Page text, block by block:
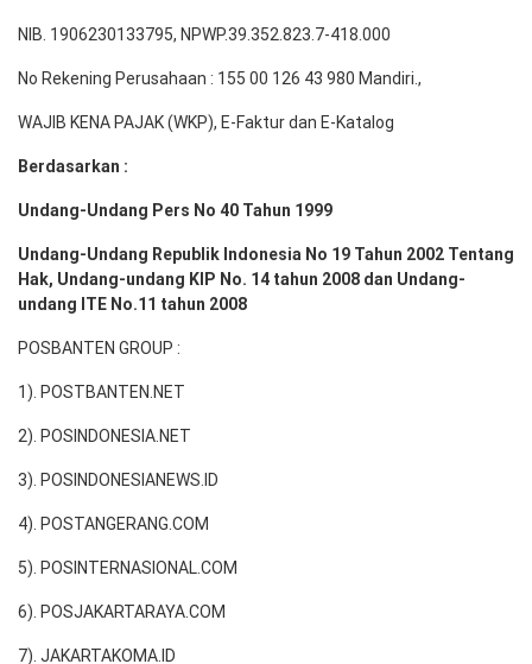
NIB. 1906230133795, NPWP.39.352.823.7-418.000
No Rekening Perusahaan : 155 00 126 43 980 Mandiri.,
WAJIB KENA PAJAK (WKP), E-Faktur dan E-Katalog
Berdasarkan :
Undang-Undang Pers No 40 Tahun 1999
Undang-Undang Republik Indonesia No 19 Tahun 2002 Tentang
Hak, Undang-undang KIP No. 14 tahun 2008 dan Undang-
undang ITE No.11 tahun 2008
POSBANTEN GROUP :
1). POSTBANTEN.NET
2). POSINDONESIA.NET
3). POSINDONESIANEWS.ID
4). POSTANGERANG.COM
5). POSINTERNASIONAL.COM
6). POSJAKARTARAYA.COM
7). JAKARTAKOMA.ID